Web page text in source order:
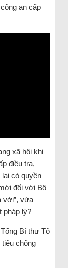
an cấp
xã hội khi
điều tra,
có quyền
đối với Bộ
vời”, vừa
pháp lý?
Bí thư Tô
chống